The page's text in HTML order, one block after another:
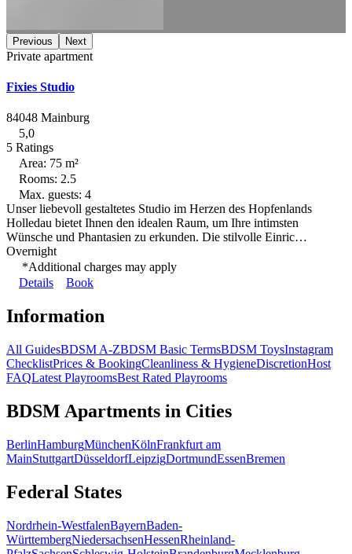
Previous Next
Private apartment
Fixies Studio
84048 Mainburg
5,0
5 Ratings
Area: 75 m²
Rooms: 2.5
Max. guests: 4
Unser liebevoll gestaltetes Studio im Herzen des Hopfenlands
Holledau bietet Ihnen den idealen Raum, um Ihre intimsten
Wünsche und Phantasien zu erkunden. Die stilvolle Einric…
Overnight
*Additional charges may apply
Details
Book
Information
All GuidesBDSM A-ZBDSM Basic TermsBDSM ToysInstagram
ChecklistPrices & BookingCleanliness & HygieneDiscretionHost
FAQLatest PlayroomsBest Rated Playrooms
BDSM Apartments in Cities
BerlinHamburgMünchenKölnFrankfurt am
MainStuttgartDüsseldorfLeipzigDortmundEssenBremen
Federal States
Nordrhein-WestfalenBayernBaden-
WürttembergNiedersachsenHessenRheinland-